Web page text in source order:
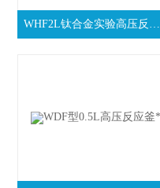
WHF2L钛合金实验高压反应釜出厂价格